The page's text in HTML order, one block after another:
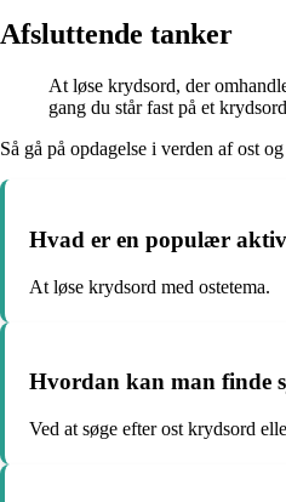
Afsluttende tanker
At løse krydsord, der
gang du står fast på et
Så gå på opdagelse i verden af ost
Hvad er en populær
At løse krydsord med ostetema.
Hvordan kan man finde
Ved at søge efter ost krydsord